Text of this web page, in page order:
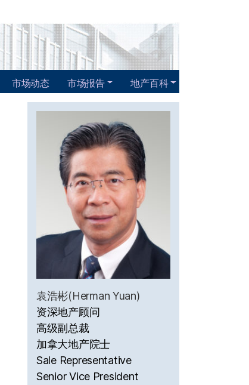
市场动态 市场报告 地产百科
袁浩彬(Herman Yuan)
资深地产顾问
高级副总裁
加拿大地产院士
Sale Representative
Senior Vice President